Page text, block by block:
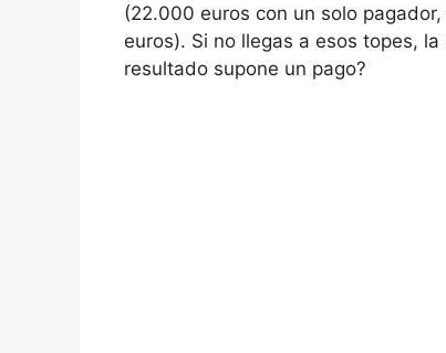
(22.000 euros con un solo
euros). Si no llegas a esos topes,
resultado supone un pago?